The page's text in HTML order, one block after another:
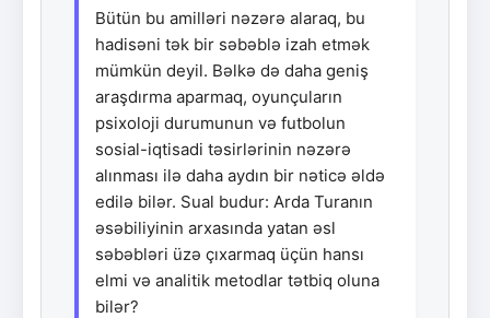
Bütün bu amilləri nəzərə alaraq, bu
hadisəni tək bir səbəblə izah etmək
mümkün deyil. Bəlkə də daha geniş
araşdırma aparmaq, oyunçuların
psixoloji durumunun və futbolun
sosial-iqtisadi təsirlərinin nəzərə
alınması ilə daha aydın bir nəticə əldə
edilə bilər. Sual budur: Arda Turanın
əsəbiliyinin arxasında yatan əsl
səbəbləri üzə çıxarmaq üçün hansı
elmi və analitik metodlar tətbiq oluna
bilər?